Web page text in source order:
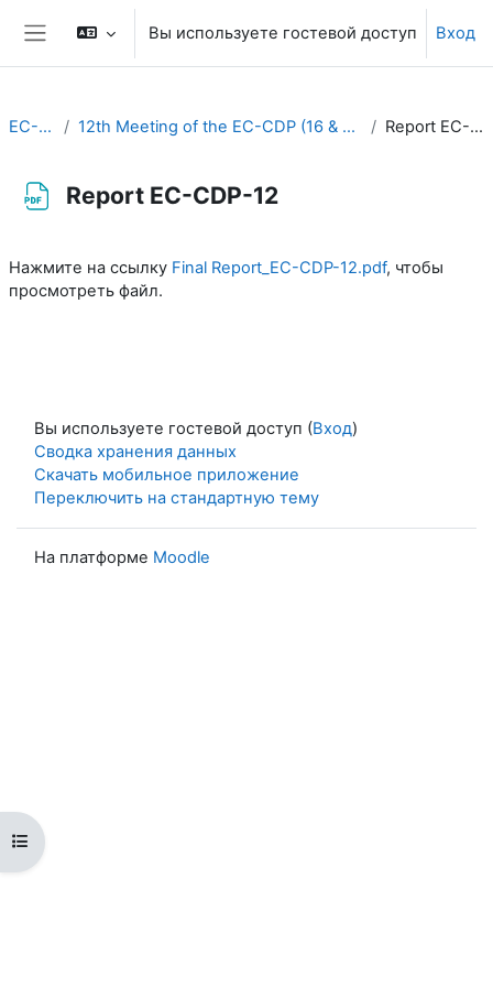
Перейти к основному содержанию
Боковая панель
Вы используете гостевой доступ Вход
Открыть оглавление курса
EC-CDP 12th Meeting of the EC-CDP (16 & 17 February 2026) Report EC-CDP-12
Report EC-CDP-12
Нажмите на ссылку Final Report_EC-CDP-12.pdf, чтобы
просмотреть файл.
Вы используете гостевой доступ (Вход)
Сводка хранения данных
Скачать мобильное приложение
Переключить на стандартную тему
На платформе Moodle